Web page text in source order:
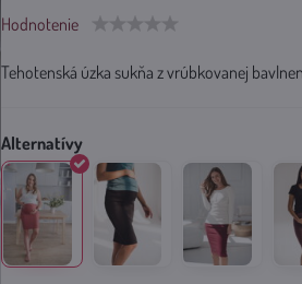
Hodnotenie
Tehotenská úzka sukňa z vrúbkovanej